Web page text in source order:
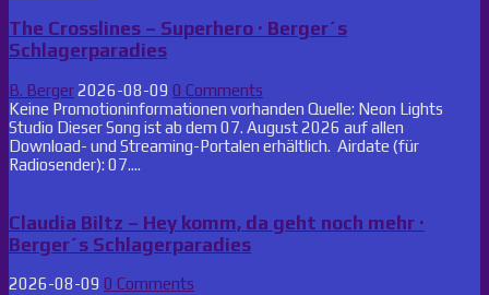
The Crosslines – Superhero · Berger´s
Schlagerparadies
B. Berger2026-08-09 0 Comments
Keine Promotioninformationen vorhanden Quelle: Neon Lights
Studio Dieser Song ist ab dem 07. August 2026 auf allen
Download- und Streaming-Portalen erhältlich. Airdate (für
Radiosender): 07....
Claudia Biltz – Hey komm, da geht noch mehr ·
Berger´s Schlagerparadies
2026-08-09 0 Comments